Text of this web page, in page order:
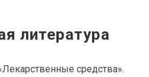
литература
средства».